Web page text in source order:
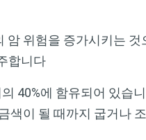
위험을 증가시키는
합니다
40%에 함유되어 있습
색이 될 때까지 굽거나